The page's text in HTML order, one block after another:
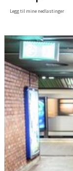
Legg til mine nedlastinger